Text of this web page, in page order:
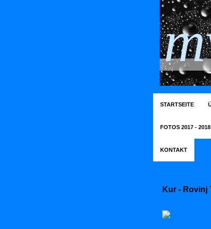
STARTSEITE
FOTOS 2017 - 2018
KONTAKT
Kur - Rovinj